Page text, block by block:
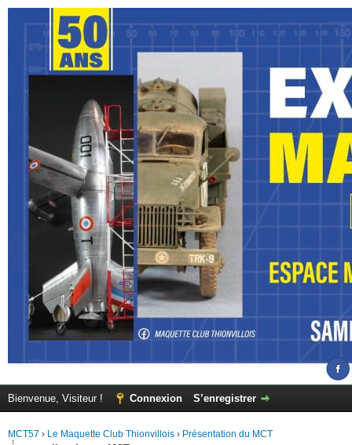
Bienvenue, Visiteur ! Connexion S’enregistrer
MCT57 › Le Maquette Club Thionvillois › Présentation du MCT